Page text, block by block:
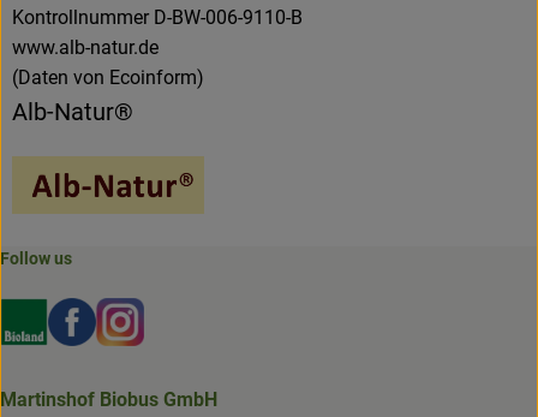
Kontrollnummer D-BW-006-9110-B
www.alb-natur.de
(Daten von Ecoinform)
Alb-Natur®
Follow us
Externer Link zu https://www.bioland.de/verbraucher
Externer Link zu https://www.facebook.com/
Externer Link zu https://www.instagram.com/
Martinshof Biobus GmbH